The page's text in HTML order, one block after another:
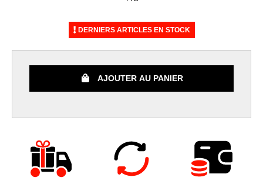
DERNIERS ARTICLES EN STOCK
AJOUTER AU PANIER